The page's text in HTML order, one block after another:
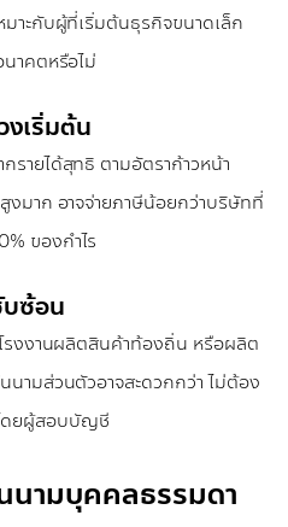
าะกับผู้ที่เริ่มต้นธุรกิจขนาดเล็ก
นาคตหรือไม่
งเริ่มต้น
รายได้สุทธิ ตามอัตราก้าวหน้า
งมาก อาจจ่ายภาษีน้อยกว่าบริษัทที่
ของกำไร
บซ้อน
รงงานผลิตสินค้าท้องถิ่น หรือผลิต
นามส่วนตัวอาจสะดวกกว่า ไม่ต้อง
ดยผู้สอบบัญชี
นามบุคคลธรรมดา